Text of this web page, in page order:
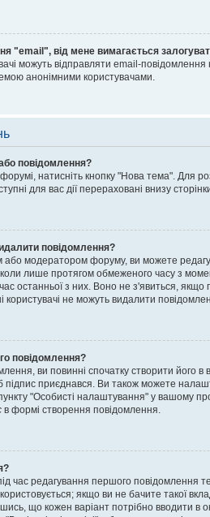
"email", від мене вимагається
можуть відправляти email-
анонімними користувачами.
повідомлення?
натисніть кнопку "Нова тема". Для
для вас дії перераховані внизу
повідомлення?
або модератором форуму, ви можете
лише протягом обмеженого часу з
останньої з них. Воно не з'явиться,
не можуть видалити
повідомлення?
ви повинні спочатку створити його
приєднався. Ви також можете
"Особисті налаштування" у вашому
в формі створення повідомлення.
час редагування першого повідомлення
якщо ви не бачите такої
що кожен варіант потрібно вводити в